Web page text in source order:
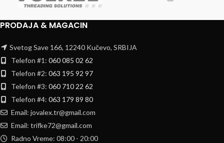
PRODAJA & MAGACIN
Svetog Save 166, 12240 Kučevo, SRBIJA
Telefon #1: 060 085 02 62
Telefon #2: 063 195 92 97
Telefon #3: 060 710 22 62
Telefon #4: 063 179 89 80
Email: jovalex.tr@gmail.com
Email: trifke72@gmail.com
Radno Vreme: 08:00 - 20:00